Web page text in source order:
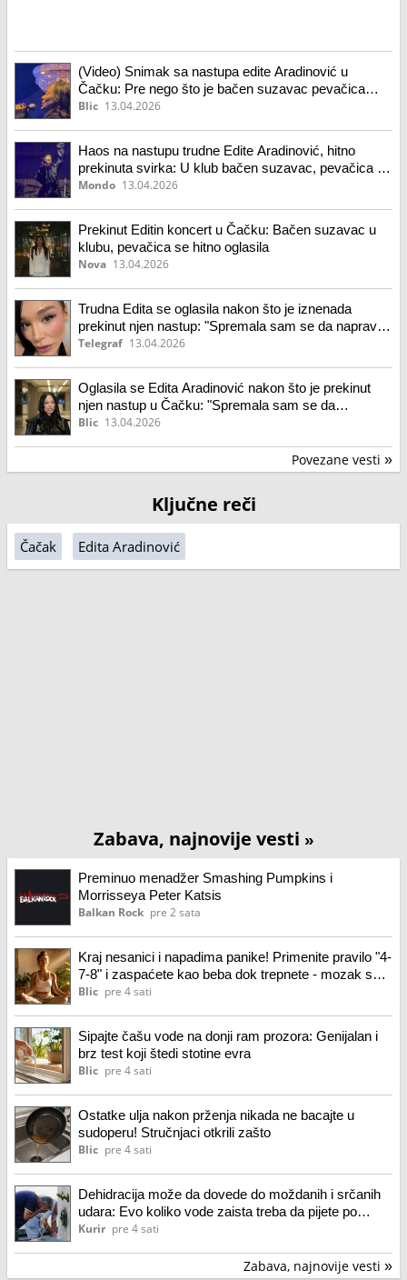
(Video) Snimak sa nastupa edite Aradinović u
Čačku: Pre nego što je bačen suzavac pevačica
dovela atmosferu do usijanja
Blic 13.04.2026
Haos na nastupu trudne Edite Aradinović, hitno
prekinuta svirka: U klub bačen suzavac, pevačica se
odmah oglasila
Mondo 13.04.2026
Prekinut Editin koncert u Čačku: Bačen suzavac u
klubu, pevačica se hitno oglasila
Nova 13.04.2026
Trudna Edita se oglasila nakon što je iznenada
prekinut njen nastup: "Spremala sam se da napravim
haos"
Telegraf 13.04.2026
Oglasila se Edita Aradinović nakon što je prekinut
njen nastup u Čačku: "Spremala sam se da
napravim haos, žao mi je"
Blic 13.04.2026
Povezane vesti »
Ključne reči
Čačak Edita Aradinović
Zabava, najnovije vesti »
Preminuo menadžer Smashing Pumpkins i
Morrisseya Peter Katsis
Balkan Rock pre 2 sata
Kraj nesanici i napadima panike! Primenite pravilo "4-
7-8" i zaspaćete kao beba dok trepnete - mozak se
momentalno gasi
Blic pre 4 sati
Sipajte čašu vode na donji ram prozora: Genijalan i
brz test koji štedi stotine evra
Blic pre 4 sati
Ostatke ulja nakon prženja nikada ne bacajte u
sudoperu! Stručnjaci otkrili zašto
Blic pre 4 sati
Dehidracija može da dovede do moždanih i srčanih
udara: Evo koliko vode zaista treba da pijete po
vrućini
Kurir pre 4 sati
Zabava, najnovije vesti »